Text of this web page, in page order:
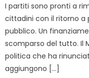
I partiti sono pronti a
cittadini con il ritorno
pubblico. Un
scomparso del tutto. Il
politica che ha
aggiungono […]